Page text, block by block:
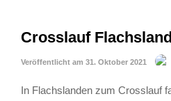
Crosslauf
Veröffentlicht am 31. Oktober 2021
In Flachslanden zum Crosslauf